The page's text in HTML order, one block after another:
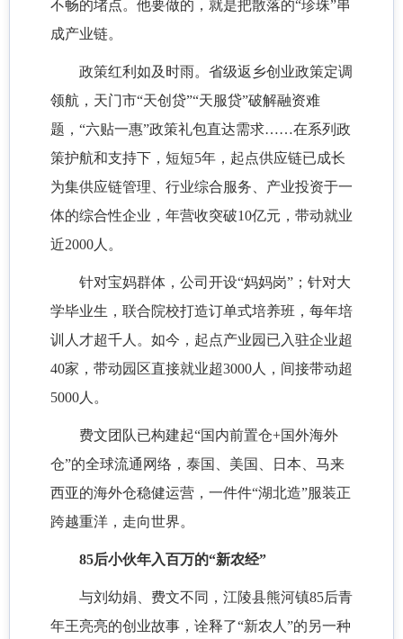
不畅的堵点。他要做的，就是把散落的“珍珠”串
成产业链。
政策红利如及时雨。省级返乡创业政策定调
领航，天门市“天创贷”“天服贷”破解融资难
题，“六贴一惠”政策礼包直达需求……在系列政
策护航和支持下，短短5年，起点供应链已成长
为集供应链管理、行业综合服务、产业投资于一
体的综合性企业，年营收突破10亿元，带动就业
近2000人。
针对宝妈群体，公司开设“妈妈岗”；针对大
学毕业生，联合院校打造订单式培养班，每年培
训人才超千人。如今，起点产业园已入驻企业超
40家，带动园区直接就业超3000人，间接带动超
5000人。
费文团队已构建起“国内前置仓+国外海外
仓”的全球流通网络，泰国、美国、日本、马来
西亚的海外仓稳健运营，一件件“湖北造”服装正
跨越重洋，走向世界。
85后小伙年入百万的“新农经”
与刘幼娟、费文不同，江陵县熊河镇85后青
年王亮亮的创业故事，诠释了“新农人”的另一种